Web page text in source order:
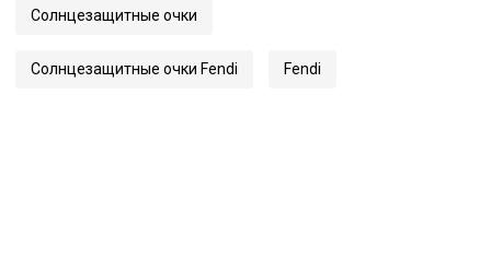
Солнцезащитные очки
Солнцезащитные очки Fendi Fendi